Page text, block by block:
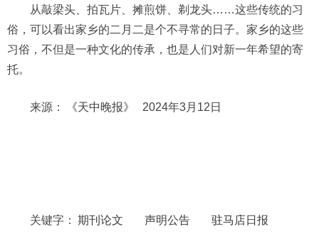
从敲梁头、拍瓦片、摊煎饼、剃龙头……这些传统的习
俗，可以看出家乡的二月二是个不寻常的日子。家乡的这些
习俗，不但是一种文化的传承，也是人们对新一年希望的寄
托。
来源： 《天中晚报》 2024年3月12日
关键字： 期刊论文 声明公告 驻马店日报